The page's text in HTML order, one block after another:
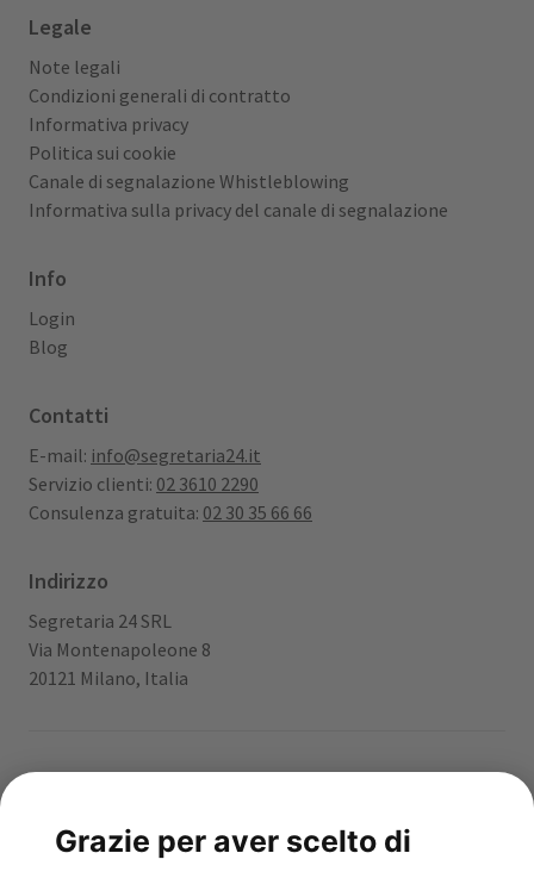
Legale
Note legali
Condizioni generali di contratto
Informativa privacy
Politica sui cookie
Canale di segnalazione Whistleblowing
Informativa sulla privacy del canale di segnalazione
Info
Login
Blog
Contatti
E-mail: info@segretaria24.it
Servizio clienti: 02 3610 2290
Consulenza gratuita: 02 30 35 66 66
Indirizzo
Segretaria 24 SRL
Via Montenapoleone 8
20121 Milano, Italia